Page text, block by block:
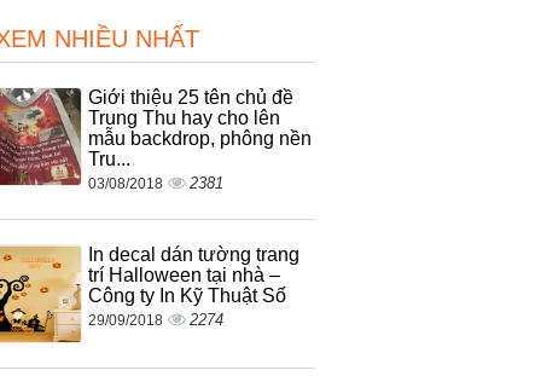
NHIỀU NHẤT
Giới thiệu 25 tên chủ đề
Trung Thu hay cho lên
mẫu backdrop, phông nền
Tru...
03/08/2018 2381
In decal dán tường trang
trí Halloween tại nhà –
Công ty In Kỹ Thuật Số
29/09/2018 2274